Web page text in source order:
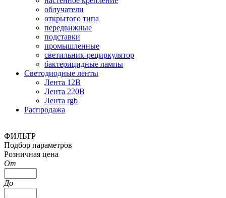
облучатели
открытого типа
передвижные
подставки
промышленные
светильник-рециркулятор
бактерицидные лампы
Светодиодные ленты
Лента 12В
Лента 220В
Лента rgb
Распродажа
ФИЛЬТР
Подбор параметров
Розничная цена
От
До